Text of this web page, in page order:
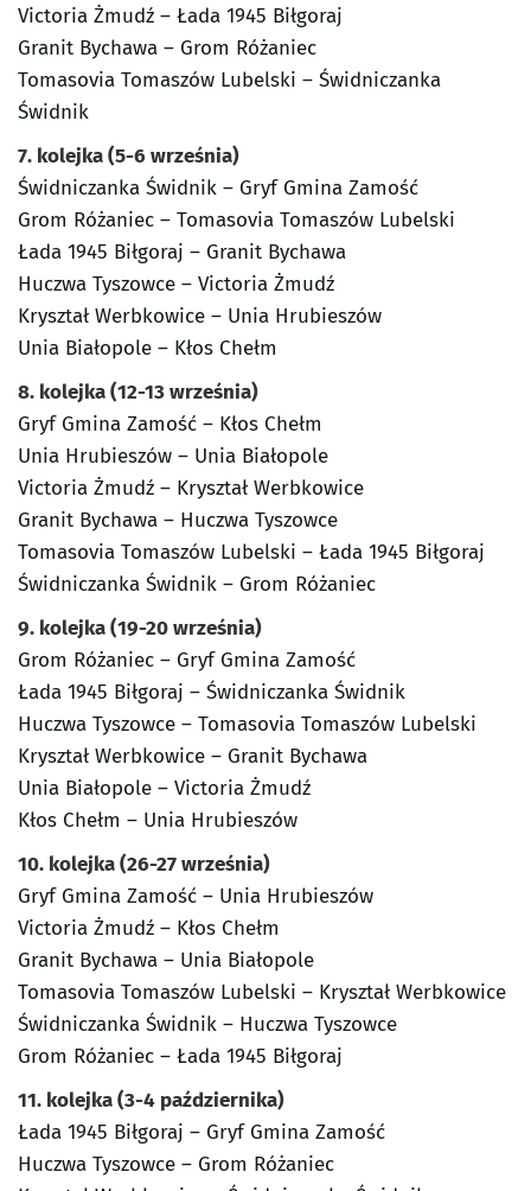
Victoria Żmudź – Łada 1945 Biłgoraj
Granit Bychawa – Grom Różaniec
Tomasovia Tomaszów Lubelski – Świdniczanka
Świdnik
7. kolejka (5-6 września)
Świdniczanka Świdnik – Gryf Gmina Zamość
Grom Różaniec – Tomasovia Tomaszów Lubelski
Łada 1945 Biłgoraj – Granit Bychawa
Huczwa Tyszowce – Victoria Żmudź
Kryształ Werbkowice – Unia Hrubieszów
Unia Białopole – Kłos Chełm
8. kolejka (12-13 września)
Gryf Gmina Zamość – Kłos Chełm
Unia Hrubieszów – Unia Białopole
Victoria Żmudź – Kryształ Werbkowice
Granit Bychawa – Huczwa Tyszowce
Tomasovia Tomaszów Lubelski – Łada 1945 Biłgoraj
Świdniczanka Świdnik – Grom Różaniec
9. kolejka (19-20 września)
Grom Różaniec – Gryf Gmina Zamość
Łada 1945 Biłgoraj – Świdniczanka Świdnik
Huczwa Tyszowce – Tomasovia Tomaszów Lubelski
Kryształ Werbkowice – Granit Bychawa
Unia Białopole – Victoria Żmudź
Kłos Chełm – Unia Hrubieszów
10. kolejka (26-27 września)
Gryf Gmina Zamość – Unia Hrubieszów
Victoria Żmudź – Kłos Chełm
Granit Bychawa – Unia Białopole
Tomasovia Tomaszów Lubelski – Kryształ Werbkowice
Świdniczanka Świdnik – Huczwa Tyszowce
Grom Różaniec – Łada 1945 Biłgoraj
11. kolejka (3-4 października)
Łada 1945 Biłgoraj – Gryf Gmina Zamość
Huczwa Tyszowce – Grom Różaniec